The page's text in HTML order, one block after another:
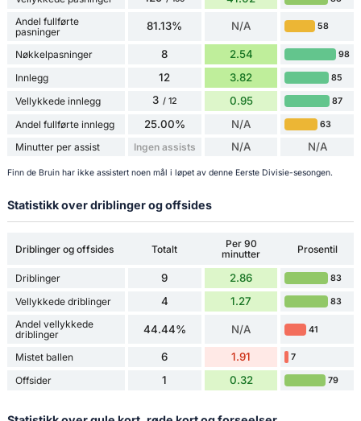
Andel fullførte
pasninger
81.13% N/A 58
Nøkkelpasninger 8 2.54 98
Innlegg 12 3.82 85
Vellykkede innlegg 3 / 12 0.95 87
Andel fullførte innlegg 25.00% N/A 63
Minutter per assist Ingen assists N/A N/A
Finn de Bruin har ikke assistert noen mål i løpet av denne Eerste Divisie-sesongen.
Statistikk over driblinger og offsides
Driblinger og offsides Totalt
Per 90
minutter
Prosentil
Driblinger 9 2.86 83
Vellykkede driblinger 4 1.27 83
Andel vellykkede
driblinger
44.44% N/A 41
Mistet ballen 6 1.91 7
Offsider 1 0.32 79